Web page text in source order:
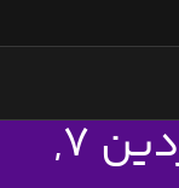
آرشیو روزانه:فروردین 7,